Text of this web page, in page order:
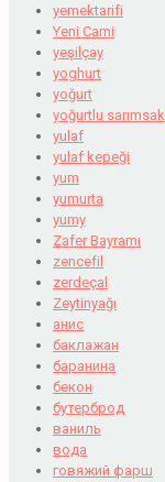
yemektarifi
Yeni Cami
yeşilçay
yoghurt
yoğurt
yoğurtlu sarımsak
yulaf
yulaf kepeği
yum
yumurta
yumy
Zafer Bayramı
zencefil
zerdeçal
Zeytinyağı
анис
баклажан
баранина
бекон
бутерброд
ваниль
вода
говяжий фарш